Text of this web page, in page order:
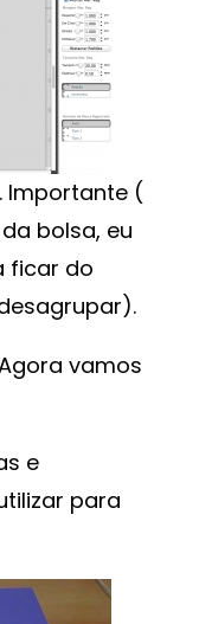
Importante (
bolsa, eu
ficar do
vamos
e
para